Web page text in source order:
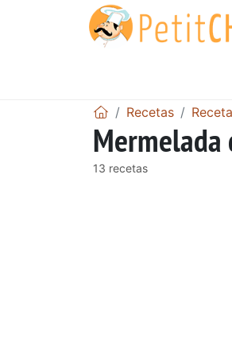
Recetas
Mermelada
13 recetas